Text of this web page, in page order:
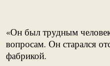
«Он был трудным
вопросам. Он старался
фабрикой.